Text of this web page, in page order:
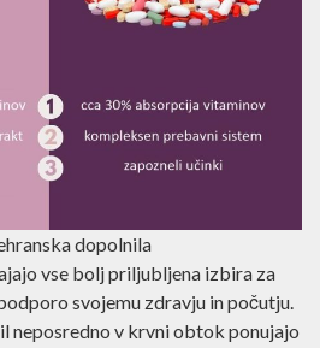
dopolnila
vse bolj priljubljena izbira za
svojemu zdravju in